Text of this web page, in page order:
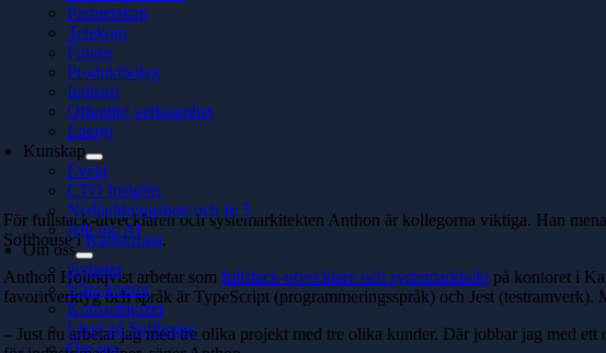
Partnerskap
Telekom
Finans
Produktbolag
Industri
Offentlig verksamhet
Energi
Kunskap
Event
CTO Insights
Nedladdningsbart och In 5
Allt om AI
Om oss
Nyheter
Våra kontor
Konsultquizet
Livet på Softhouse
Om oss
För fullstack-utvecklaren och systemarkitekten Anthon är kollegorna viktiga. Han
Softhouse iKarlskrona.
Anthon Holmqvist arbetar som fullstack-utvecklare och systemarkitekt på kontoret i
favoritverktyg och språk är TypeScript (programmeringsspråk) och Jest
– Just nu arbetar jag med tre olika projekt med tre olika kunder. Där jobbar jag med